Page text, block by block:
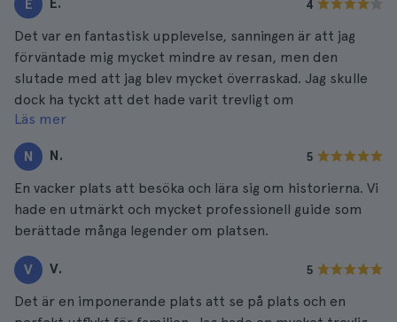
E 4
Det var en fantastisk upplevelse, sanningen är att jag
förväntade mig mycket mindre av resan, men den
slutade med att jag blev mycket överraskad. Jag skulle
dock ha tyckt att det hade varit trevligt om
organisationen hade inkluderat ett mellanmål på
rundturen.
Läs mer
N N. 5
En vacker plats att besöka och lära sig om historierna. Vi
hade en utmärkt och mycket professionell guide som
berättade många legender om platsen.
V V. 5
Det är en imponerande plats att se på plats och en